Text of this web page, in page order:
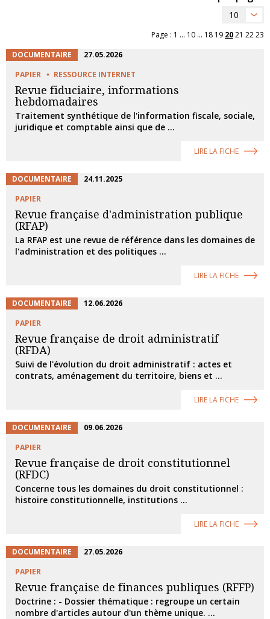
10
Page : 1 ... 10 ... 18 19 2021 2223
DOCUMENTAIRE
27.05.2026
PAPIER
RESSOURCE INTERNET
Revue fiduciaire, informations
hebdomadaires
Traitement synthétique de l'information fiscale, sociale,
juridique et comptable ainsi que de ...
LIRE LA FICHE
DOCUMENTAIRE
24.11.2025
PAPIER
Revue française d'administration publique
(RFAP)
La RFAP est une revue de référence dans les domaines de
l'administration et des politiques ...
LIRE LA FICHE
DOCUMENTAIRE
12.06.2026
PAPIER
Revue française de droit administratif
(RFDA)
Suivi de l'évolution du droit administratif : actes et
contrats, aménagement du territoire, biens et ...
LIRE LA FICHE
DOCUMENTAIRE
09.06.2026
PAPIER
Revue française de droit constitutionnel
(RFDC)
Concerne tous les domaines du droit constitutionnel :
histoire constitutionnelle, institutions ...
LIRE LA FICHE
DOCUMENTAIRE
27.05.2026
PAPIER
Revue française de finances publiques (RFFP)
Doctrine : - Dossier thématique : regroupe un certain
nombre d'articles autour d'un thème unique. ...